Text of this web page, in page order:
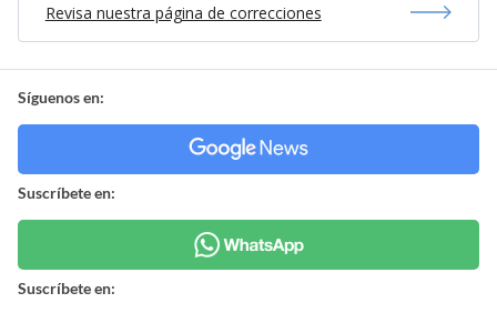
Revisa nuestra página de correcciones
Síguenos en:
Suscríbete en:
Suscríbete en: